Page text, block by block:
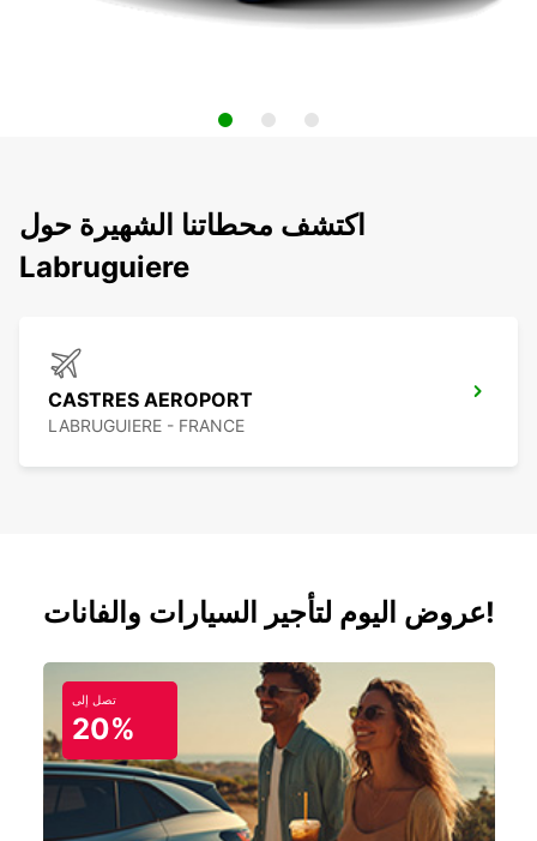
اكتشف محطاتنا الشهيرة حول
Labruguiere
CASTRES AEROPORT
LABRUGUIERE - FRANCE
عروض اليوم لتأجير السيارات والفانات!
تصل إلى
20%